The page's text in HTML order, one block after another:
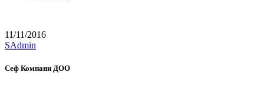
11/11/2016
SAdmin
Сеф Компани ДОО